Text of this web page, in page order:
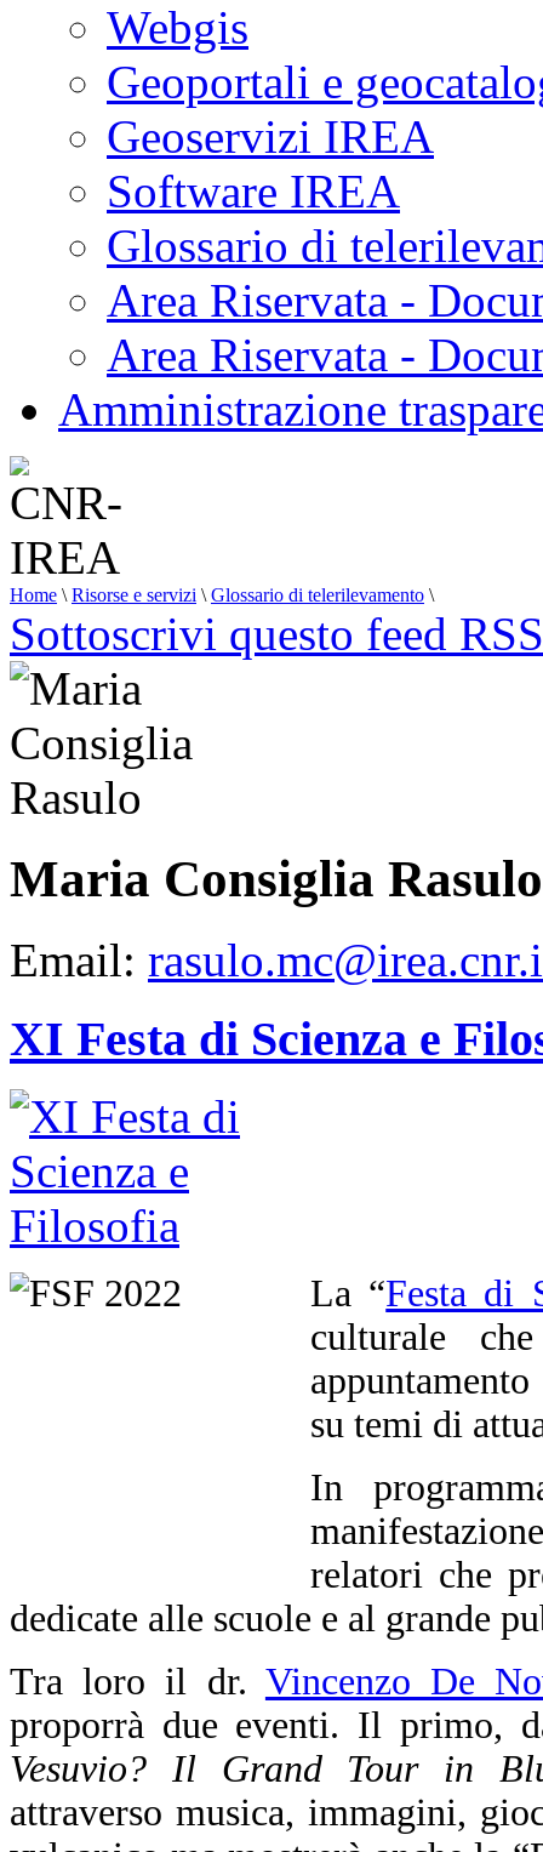
Webgis
Geoportali e
Geoservizi IREA
Software IREA
Glossario di
Area Riservata -
Area Riservata -
Amministrazione
Home \ Risorse e servizi \ Glossario di telerilevamento \
Sottoscrivi questo feed RSS
Maria Consiglia Rasulo
Email:
XI Festa di Scienza e
La “Festa di
culturale
su temi di
In
relatori che
dedicate alle scuole e al grande
Tra loro il dr. Vincenzo De
proporrà due eventi. Il primo,
Vesuvio? Il Grand Tour in
attraverso musica, immagini,